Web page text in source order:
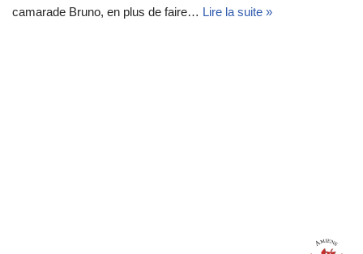
camarade Bruno, en plus de faire… Lire la suite »